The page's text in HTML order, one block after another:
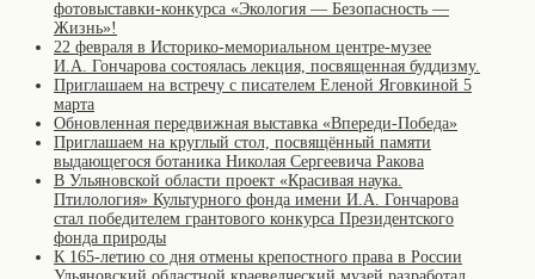
фотовыставки-конкурса «Экология — Безопасность —
Жизнь»!
22 февраля в Историко-мемориальном центре-музее
И.А. Гончарова состоялась лекция, посвященная буддизму.
Приглашаем на встречу с писателем Еленой Яговкиной 5
марта
Обновленная передвижная выставка «Впереди-Победа»
Приглашаем на круглый стол, посвящённый памяти
выдающегося ботаника Николая Сергеевича Ракова
В Ульяновской области проект «Красивая наука.
Птилология» Культурного фонда имени И.А. Гончарова
стал победителем грантового конкурса Президентского
фонда природы
К 165-летию со дня отмены крепостного права в России